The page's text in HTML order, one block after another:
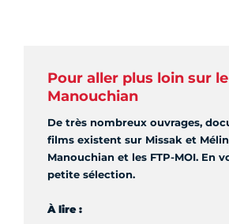
Pour aller plus loin sur
Manouchian
De très nombreux ouvrages,
films existent sur Missak et
Manouchian et les FTP-MOI. En
petite sélection.
À lire :